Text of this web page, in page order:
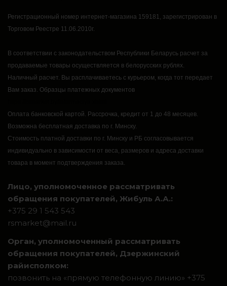
Регистрационный номер интернет-магазина 159181, зарегистрирован в
Торговом Реестре 11.06.2010г.
В соответствии с законодательством Республики Беларусь расчет за
продаваемые товары осуществляется в белорусских рублях.
Наличный расчет. Вы расплачиваетесь с курьером, когда тот передает
Вам заказ. Образцы платежных документов
Оплата банковской картой. Рассрочка, кредит от 1 до 48 месяцев.
Возможна бесплатная доставка по г. Минску.
Стоимость платной доставки по г. Минску и РБ согласовывается
индивидуально в зависимости от веса, размеров и адреса доставки
товара в момент подтверждения заказа.
Лицо, уполномоченное рассматривать
обращения покупателей, Жибуль А.А.:
+375 29 1 543 543
rsmarket@mail.ru
Орган, уполномоченный рассматривать
обращения покупателей, Дзержинский
райисполком:
позвонить на «прямую телефонную линию» +375